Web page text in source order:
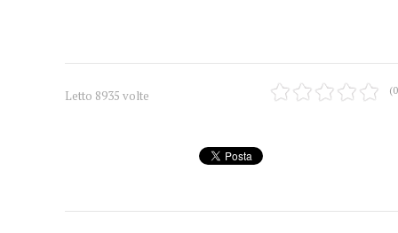
Letto 8935 volte